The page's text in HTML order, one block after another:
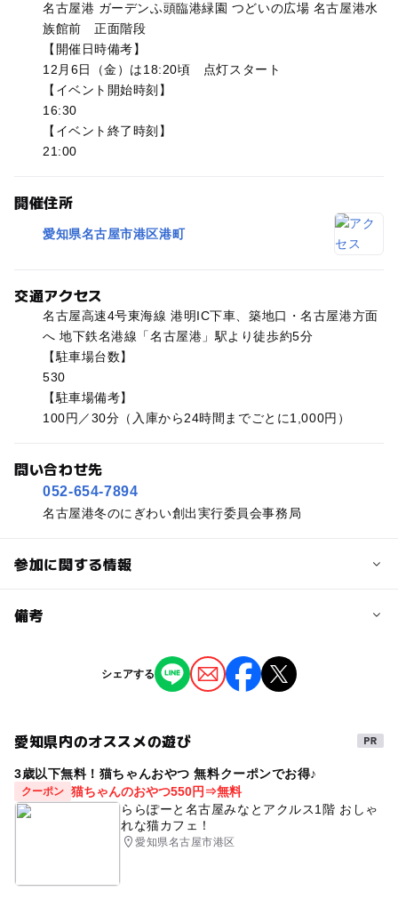
名古屋港 ガーデンふ頭臨港緑園 つどいの広場 名古屋港水
族館前 正面階段
【開催日時備考】
12月6日（金）は18:20頃 点灯スタート
【イベント開始時刻】
16:30
【イベント終了時刻】
21:00
開催住所
愛知県名古屋市港区港町
交通アクセス
名古屋高速4号東海線 港明IC下車、築地口・名古屋港方面
へ 地下鉄名港線「名古屋港」駅より徒歩約5分
【駐車場台数】
530
【駐車場備考】
100円／30分（入庫から24時間までごとに1,000円）
問い合わせ先
052-654-7894
名古屋港冬のにぎわい創出実行委員会事務局
参加に関する情報
予約/応募
備考
※掲載の情報は天候や主催者側の都合などにより変更にな
ることがあります。
シェアする
愛知県内のオススメの遊び
3歳以下無料！猫ちゃんおやつ 無料クーポンでお得♪
クーポン 猫ちゃんのおやつ550円⇒無料
ららぽーと名古屋みなとアクルス1階 おしゃ
れな猫カフェ！
愛知県名古屋市港区